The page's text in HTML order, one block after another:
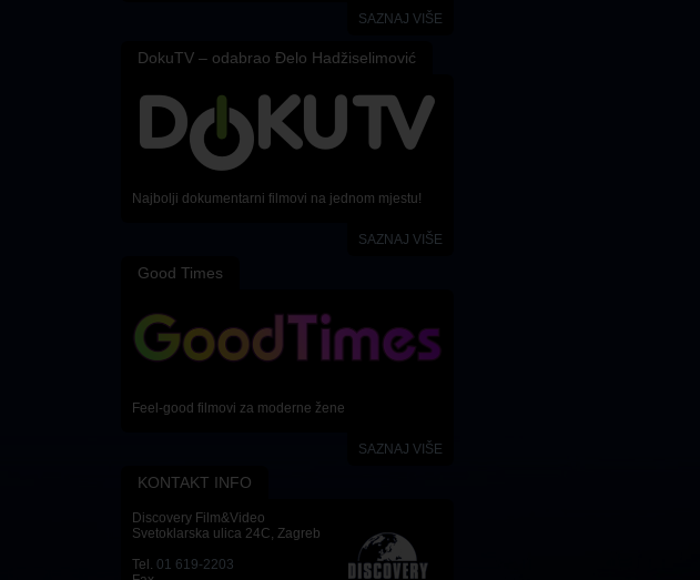
SAZNAJ VIŠE
DokuTV – odabrao Đelo Hadžiselimović
Najbolji dokumentarni filmovi na jednom mjestu!
SAZNAJ VIŠE
Good Times
Feel-good filmovi za moderne žene
SAZNAJ VIŠE
KONTAKT INFO
Discovery Film&Video
Svetoklarska ulica 24C, Zagreb
Tel. 01 619-2203